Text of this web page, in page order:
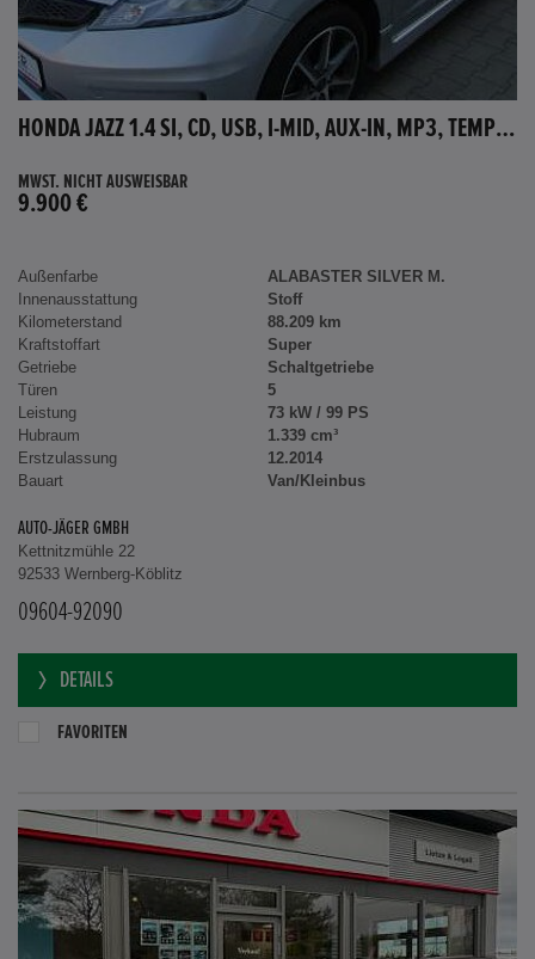
HONDA JAZZ 1.4 SI, CD, USB, I-MID, AUX-IN, MP3, TEMPOMAT
MWST. NICHT AUSWEISBAR
9.900 €
Außenfarbe
ALABASTER SILVER M.
Innenausstattung
Stoff
Kilometerstand
88.209 km
Kraftstoffart
Super
Getriebe
Schaltgetriebe
Türen
5
Leistung
73 kW / 99 PS
Hubraum
1.339 cm³
Erstzulassung
12.2014
Bauart
Van/Kleinbus
AUTO-JÄGER GMBH
Kettnitzmühle 22
92533 Wernberg-Köblitz
09604-92090
DETAILS
FAVORITEN